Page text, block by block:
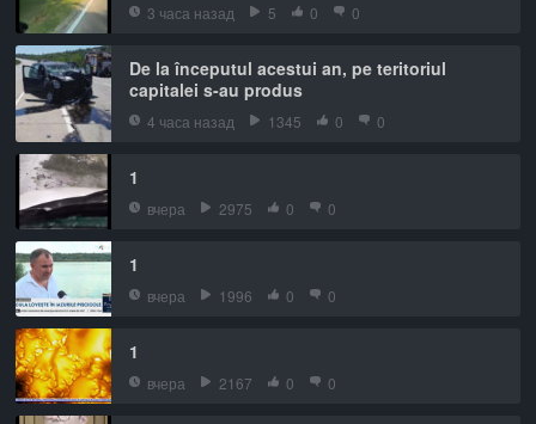
3 часа назад 5 0 0
De la începutul acestui an, pe teritoriul
capitalei s-au produs
4 часа назад 1345 0 0
1
вчера 2975 0 0
1
вчера 1996 0 0
1
вчера 2167 0 0